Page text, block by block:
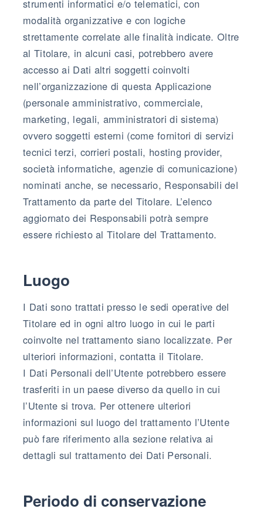
strumenti informatici e/o telematici, con
modalità organizzative e con logiche
strettamente correlate alle finalità indicate. Oltre
al Titolare, in alcuni casi, potrebbero avere
accesso ai Dati altri soggetti coinvolti
nell’organizzazione di questa Applicazione
(personale amministrativo, commerciale,
marketing, legali, amministratori di sistema)
ovvero soggetti esterni (come fornitori di servizi
tecnici terzi, corrieri postali, hosting provider,
società informatiche, agenzie di comunicazione)
nominati anche, se necessario, Responsabili del
Trattamento da parte del Titolare. L’elenco
aggiornato dei Responsabili potrà sempre
essere richiesto al Titolare del Trattamento.
Luogo
I Dati sono trattati presso le sedi operative del
Titolare ed in ogni altro luogo in cui le parti
coinvolte nel trattamento siano localizzate. Per
ulteriori informazioni, contatta il Titolare.
I Dati Personali dell’Utente potrebbero essere
trasferiti in un paese diverso da quello in cui
l’Utente si trova. Per ottenere ulteriori
informazioni sul luogo del trattamento l’Utente
può fare riferimento alla sezione relativa ai
dettagli sul trattamento dei Dati Personali.
Periodo di conservazione